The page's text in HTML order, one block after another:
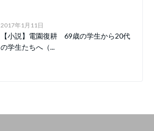
2017年1月11日
【小説】電園復耕 69歳の学生から20代
の学生たちへ（...